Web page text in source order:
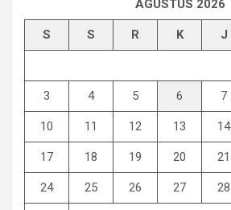
AGUSTUS 2026
S S R K J
3 4 5 6 7
10 11 12 13 14
17 18 19 20 21
24 25 26 27 28